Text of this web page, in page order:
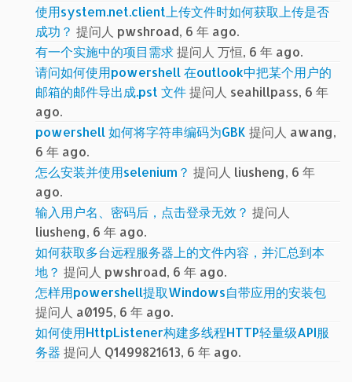
使用system.net.client上传文件时如何获取上传是否
成功？ 提问人 pwshroad, 6 年 ago.
有一个实施中的项目需求提问人 万恒, 6 年 ago.
请问如何使用powershell 在outlook中把某个用户的
邮箱的邮件导出成.pst 文件提问人 seahillpass, 6 年
ago.
powershell 如何将字符串编码为GBK 提问人 awang,
6 年 ago.
怎么安装并使用selenium？ 提问人 liusheng, 6 年
ago.
输入用户名、密码后，点击登录无效？ 提问人
liusheng, 6 年 ago.
如何获取多台远程服务器上的文件内容，并汇总到本
地？ 提问人 pwshroad, 6 年 ago.
怎样用powershell提取Windows自带应用的安装包
提问人 a0195, 6 年 ago.
如何使用HttpListener构建多线程HTTP轻量级API服
务器 提问人 Q1499821613, 6 年 ago.